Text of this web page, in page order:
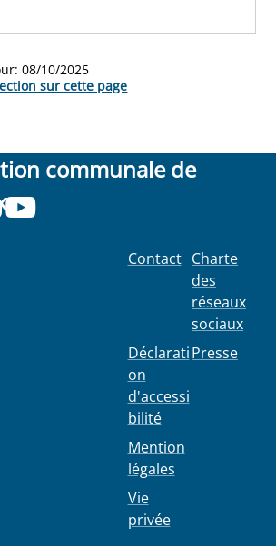
08/10/2025
sur cette page
communale de
Contact
Déclarati
on
d'accessi
bilité
Mention
légales
Vie
privée
Charte
des
réseaux
sociaux
Presse